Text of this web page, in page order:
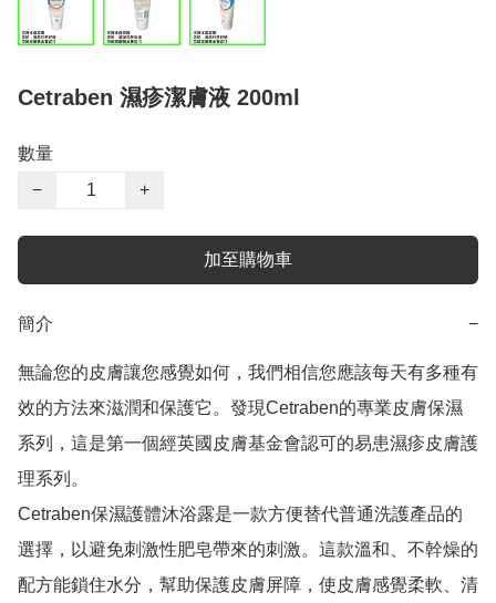
Cetraben 濕疹潔膚液 200ml
數量
−
+
加至購物車
簡介 −
無論您的皮膚讓您感覺如何，我們相信您應該每天有多種有
效的方法來滋潤和保護它。發現Cetraben的專業皮膚保濕
系列，這是第一個經英國皮膚基金會認可的易患濕疹皮膚護
理系列。
Cetraben保濕護體沐浴露是一款方便替代普通洗護產品的
選擇，以避免刺激性肥皂帶來的刺激。這款溫和、不幹燥的
配方能鎖住水分，幫助保護皮膚屏障，使皮膚感覺柔軟、清